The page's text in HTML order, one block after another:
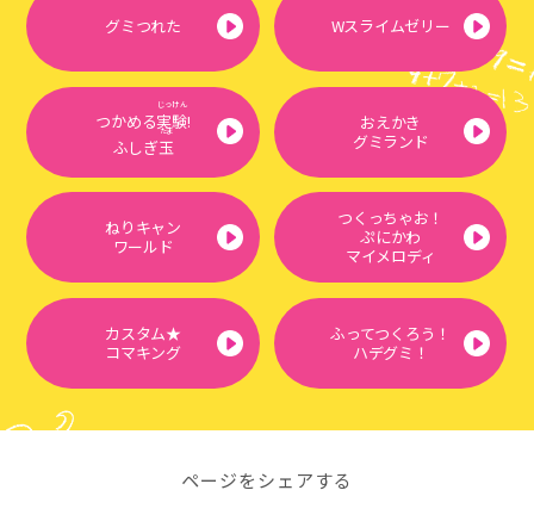
グミつれた Wスライムゼリー
つかめる実験
じっけん
!
ふしぎ玉
だま
おえかき
グミランド
ねりキャン
ワールド
つくっちゃお！
ぷにかわ
マイメロディ
カスタム★
コマキング
ふってつくろう！
ハデグミ！
ページをシェアする